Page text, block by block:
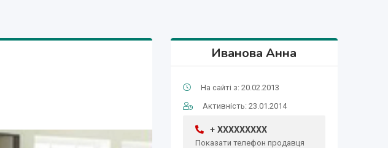
Иванова Анна
На сайті з: 20.02.2013
Активність: 23.01.2014
+ XXXXXXXXX
Показати телефон продавця